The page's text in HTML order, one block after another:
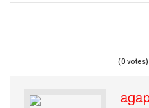
(0 votes)